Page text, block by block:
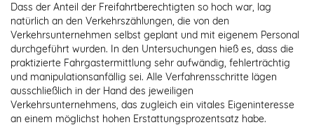
Dass der Anteil der Freifahrtberechtigten so hoch war, lag
natürlich an den Verkehrszählungen, die von den
Verkehrsunternehmen selbst geplant und mit eigenem Personal
durchgeführt wurden. In den Untersuchungen hieß es, dass die
praktizierte Fahrgastermittlung sehr aufwändig, fehlerträchtig
und manipulationsanfällig sei. Alle Verfahrensschritte lägen
ausschließlich in der Hand des jeweiligen
Verkehrsunternehmens, das zugleich ein vitales Eigeninteresse
an einem möglichst hohen Erstattungsprozentsatz habe.